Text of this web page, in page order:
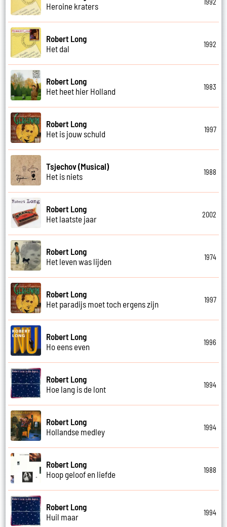
Heroine kraters
Robert Long
Het dal
1992
Robert Long
Het heet hier Holland
1983
Robert Long
Het is jouw schuld
1997
Tsjechov (Musical)
Het is niets
1988
Robert Long
Het laatste jaar
2002
Robert Long
Het leven was lijden
1974
Robert Long
Het paradijs moet toch ergens zijn
1997
Robert Long
Ho eens even
1996
Robert Long
Hoe lang is de lont
1994
Robert Long
Hollandse medley
1994
Robert Long
Hoop geloof en liefde
1988
Robert Long
Huil maar
1994